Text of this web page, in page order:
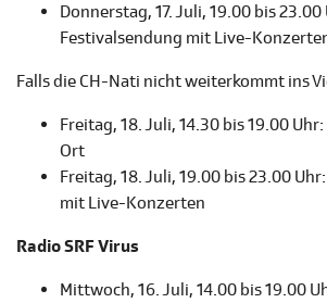
Donnerstag, 17. Juli, 19.00 bis 23.00
Festivalsendung mit Live-
Falls die CH-Nati nicht weiterkommt ins
Freitag, 18. Juli, 14.30 bis 19.00
Ort
Freitag, 18. Juli, 19.00 bis 23.00
mit Live-Konzerten
Radio SRF Virus
Mittwoch, 16. Juli, 14.00 bis 19.00